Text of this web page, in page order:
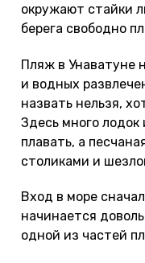
окружают стайки
берега свободно
Пляж в Унаватуне
и водных
назвать нельзя,
Здесь много
плавать, а
столиками и
Вход в море
начинается
одной из частей